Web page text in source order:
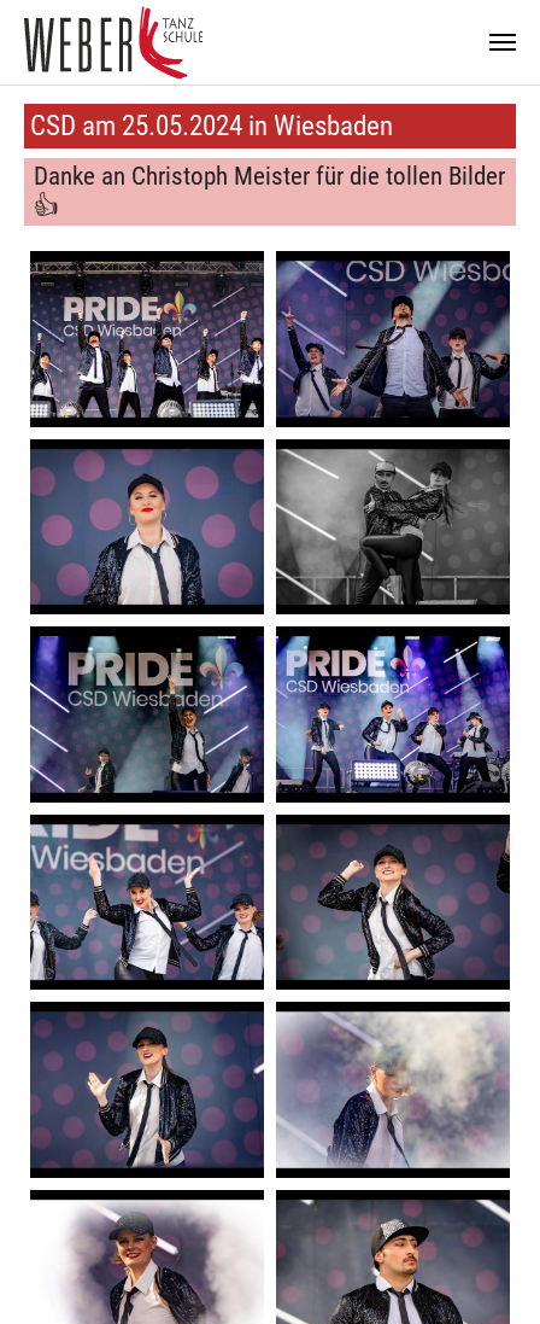
Zum Hauptinhalt springen
CSD am 25.05.2024 in Wiesbaden
Danke an Christoph Meister für die tollen Bilder
👍